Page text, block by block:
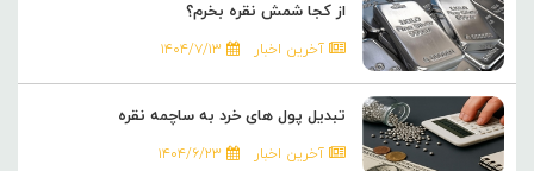
از کجا شمش نقره بخرم؟
آخرین اخبار ۱۴۰۴/۷/۱۳
تبدیل پول های خرد به ساچمه نقره
آخرین اخبار ۱۴۰۴/۶/۲۳